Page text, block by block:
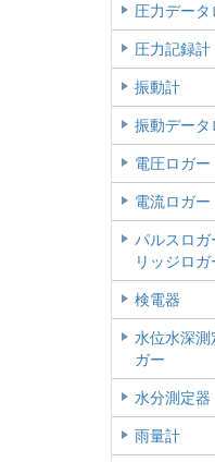
圧力データ
圧力記録計
振動計
振動データ
電圧ロガー
電流ロガー
パルスロガ
リッジロガ
検電器
水位水深測
ガー
水分測定器
雨量計